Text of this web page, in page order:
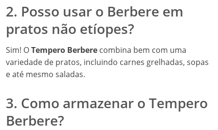
2. Posso usar o Berbere em
pratos não etíopes?
Sim! OTempero Berbere combina bem com uma
variedade de pratos, incluindo carnes grelhadas, sopas
e até mesmo saladas.
3. Como armazenar o Tempero
Berbere?